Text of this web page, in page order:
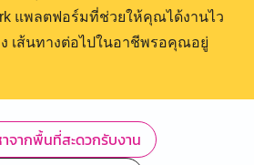
แพลตฟอร์มที่ช่วยให้คุณได้งานไว
ง เส้นทางต่อไปในอาชีพรอคุณอยู่
จากพื้นที่สะดวกรับงาน